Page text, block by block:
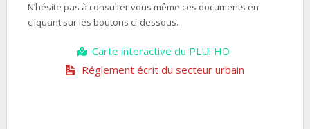
N’hésite pas à consulter vous même ces documents en
cliquant sur les boutons ci-dessous.
Carte interactive du PLUi HD
Réglement écrit du secteur urbain